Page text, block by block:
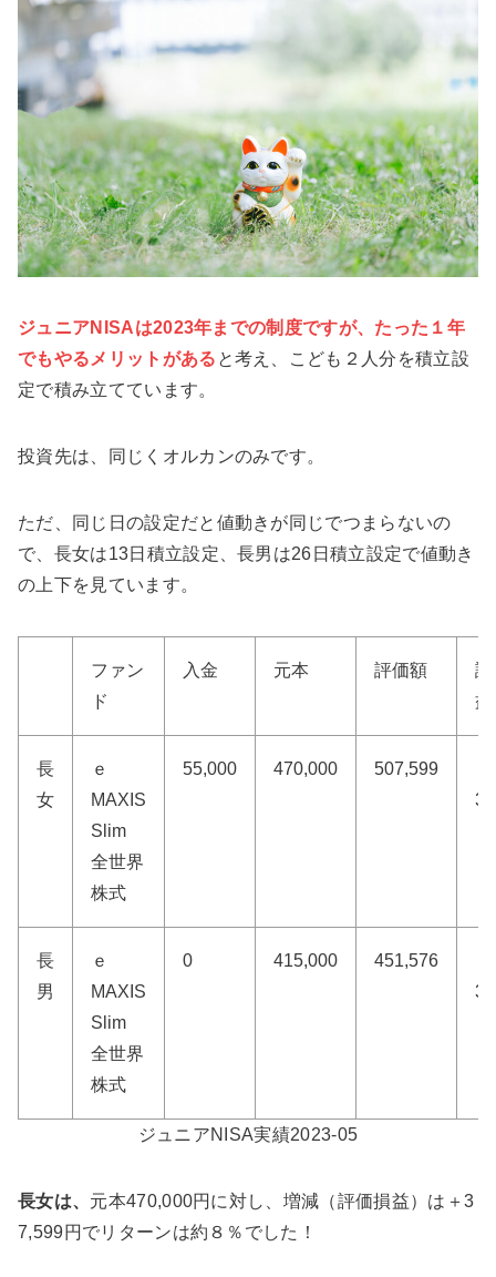
ジュニアNISAは2023年までの制度ですが、たった１年
でもやるメリットがある と考え、こども２人分を積立設
定で積み立てています。
投資先は、同じくオルカンのみです。
ただ、同じ日の設定だと値動きが同じでつまらないの
で、長女は13日積立設定、長男は26日積立設定で値動き
の上下を見ています。
ファン
ド
入金 元本 評価額
評
益
長
女
ｅ
MAXIS
Slim
全世界
株式
55,000 470,000 507,599
長
男
ｅ
MAXIS
Slim
全世界
株式
0 415,000 451,576
ジュニアNISA実績2023-05
長女は、 元本470,000円に対し、増減（評価損益）は＋3
7,599円でリターンは約８％でした！